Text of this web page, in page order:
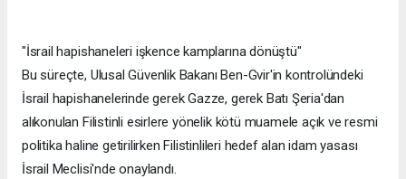
"İsrail hapishaneleri işkence kamplarına dönüştü"
Bu süreçte, Ulusal Güvenlik Bakanı Ben-Gvir'in kontrolündeki
İsrail hapishanelerinde gerek Gazze, gerek Batı Şeria'dan
alıkonulan Filistinli esirlere yönelik kötü muamele açık ve resmi
politika haline getirilirken Filistinlileri hedef alan idam yasası
İsrail Meclisi'nde onaylandı.